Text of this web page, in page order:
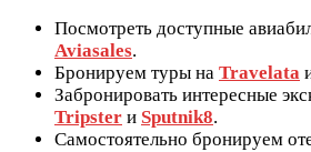
Посмотреть доступные
Aviasales.
Бронируем туры на Travelata
Забронировать интересные
Tripster и Sputnik8.
Самостоятельно бронируем